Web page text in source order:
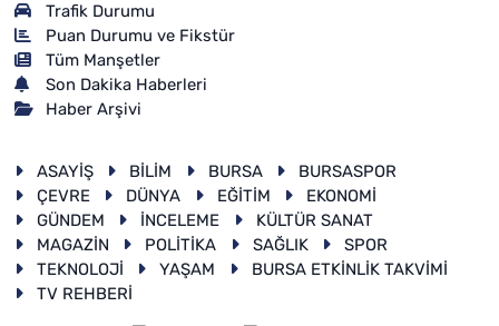
Trafik Durumu
Puan Durumu ve Fikstür
Tüm Manşetler
Son Dakika Haberleri
Haber Arşivi
ASAYİŞ BİLİM BURSA
BURSASPOR
ÇEVRE
DÜNYA EĞİTİM
EKONOMİ
GÜNDEM
İNCELEME
KÜLTÜR SANAT
MAGAZİN
POLİTİKA SAĞLIK
SPOR
TEKNOLOJİ
YAŞAM
BURSA ETKİNLİK TAKVİMİ
TV REHBERİ